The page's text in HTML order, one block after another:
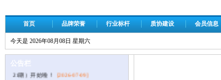
首页 品牌荣誉 行业标杆 质协建设 会员信息
今天是 2026年08月08日 星期六
公告栏
【通知公告】自治区第47次质量管理小组
代表会议精彩抢... [2026-07-10]
青少年质量管理创新与实践科普活动（第
21期）开始啦！
[2026-07-09]